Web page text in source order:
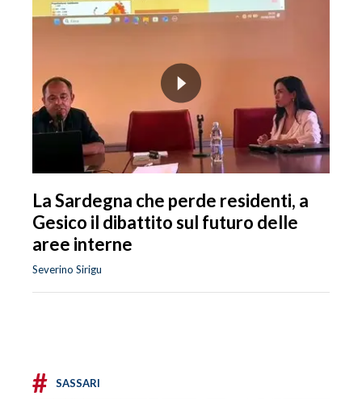
La Sardegna che perde residenti, a
Gesico il dibattito sul futuro delle
aree interne
Severino Sirigu
# SASSARI